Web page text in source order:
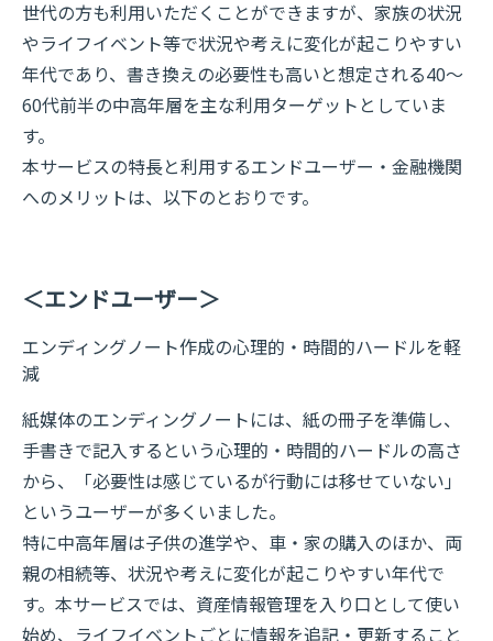
世代の方も利用いただくことができますが、家族の状況
やライフイベント等で状況や考えに変化が起こりやすい
年代であり、書き換えの必要性も高いと想定される40～
60代前半の中高年層を主な利用ターゲットとしていま
す。
本サービスの特長と利用するエンドユーザー・金融機関
へのメリットは、以下のとおりです。
＜エンドユーザー＞
エンディングノート作成の心理的・時間的ハードルを軽
減
紙媒体のエンディングノートには、紙の冊子を準備し、
手書きで記入するという心理的・時間的ハードルの高さ
から、「必要性は感じているが行動には移せていない」
というユーザーが多くいました。
特に中高年層は子供の進学や、車・家の購入のほか、両
親の相続等、状況や考えに変化が起こりやすい年代で
す。本サービスでは、資産情報管理を入り口として使い
始め、ライフイベントごとに情報を追記・更新すること